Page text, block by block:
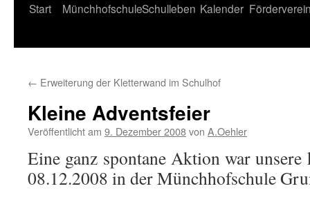
Weiter
Start MünchhofschuleSchulleben Kalender
← Erweiterung der Kletterwand im Schulhof
Kleine Adventsfeier
Veröffentlicht am 9. Dezember 2008von A.Oehler
Eine ganz spontane Aktion war
08.12.2008 in der Münchhofschule